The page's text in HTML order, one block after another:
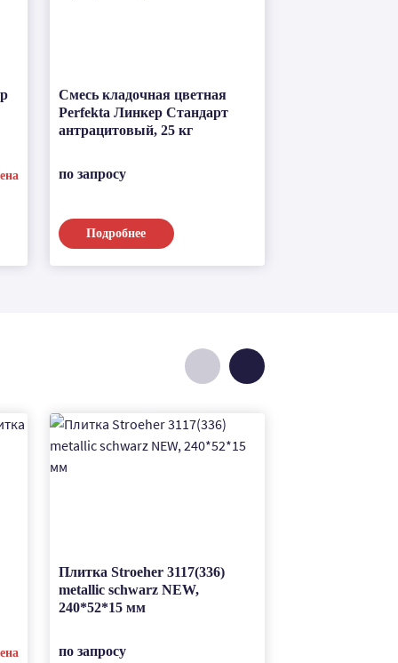
Смесь кладочная цветная
Perfekta Линкер Стандарт
антрацитовый, 25 кг
по запросу
Подробнее
Плитка Stroeher 3117(336)
metallic schwarz NEW,
240*52*15 мм
по запросу